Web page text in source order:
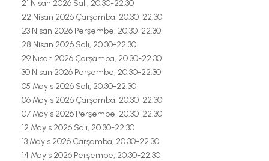
21 Nisan 2026 Salı, 20.30-22.30
22 Nisan 2026 Çarşamba, 20.30-22.30
23 Nisan 2026 Perşembe, 20.30-22.30
28 Nisan 2026 Salı, 20.30-22.30
29 Nisan 2026 Çarşamba, 20.30-22.30
30 Nisan 2026 Perşembe, 20.30-22.30
05 Mayıs 2026 Salı, 20.30-22.30
06 Mayıs 2026 Çarşamba, 20.30-22.30
07 Mayıs 2026 Perşembe, 20.30-22.30
12 Mayıs 2026 Salı, 20.30-22.30
13 Mayıs 2026 Çarşamba, 20.30-22.30
14 Mayıs 2026 Perşembe, 20.30-22.30